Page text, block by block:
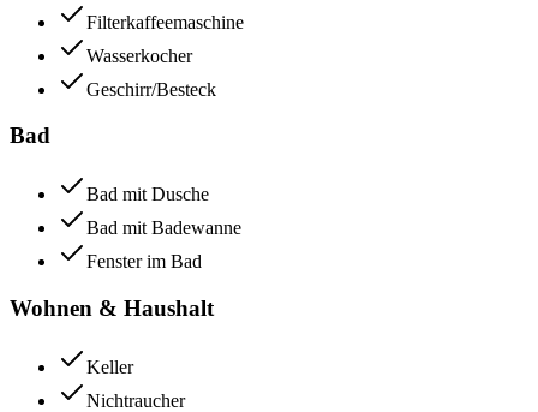
Filterkaffeemaschine
Wasserkocher
Geschirr/Besteck
Bad
Bad mit Dusche
Bad mit Badewanne
Fenster im Bad
Wohnen & Haushalt
Keller
Nichtraucher